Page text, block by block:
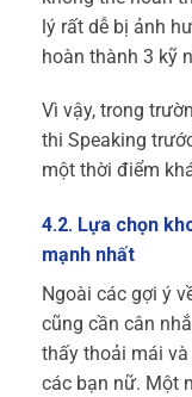
lý rất dễ bị ảnh
hoàn thành 3 kỹ
Vì vậy, trong
thi Speaking
một thời điểm
4.2. Lựa chọn
mạnh nhất
Ngoài các gợi ý
cũng cần cân
thấy thoải mái
các bạn nữ. Một